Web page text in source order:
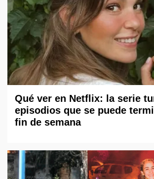
Qué ver en Netflix: la serie
episodios que se puede
fin de semana